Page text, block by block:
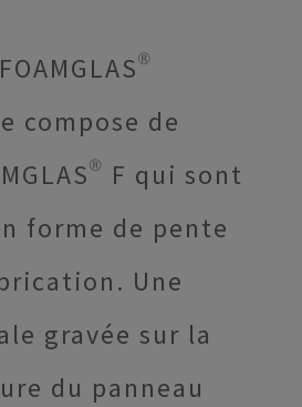
compose de
F qui sont
forme de pente
Une
gravée sur la
du panneau